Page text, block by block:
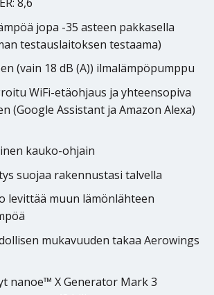
jopa -35 asteen pakkasella
testauslaitoksen testaama)
(vain 18 dB (A)) ilmalämpöpumppu
WiFi-etäohjaus ja yhteensopiva
(Google Assistant ja Amazon Alexa)
kauko-ohjain
suojaa rakennustasi talvella
levittää muun lämönlähteen
mukavuuden takaa Aerowings
nanoe™ X Generator Mark 3